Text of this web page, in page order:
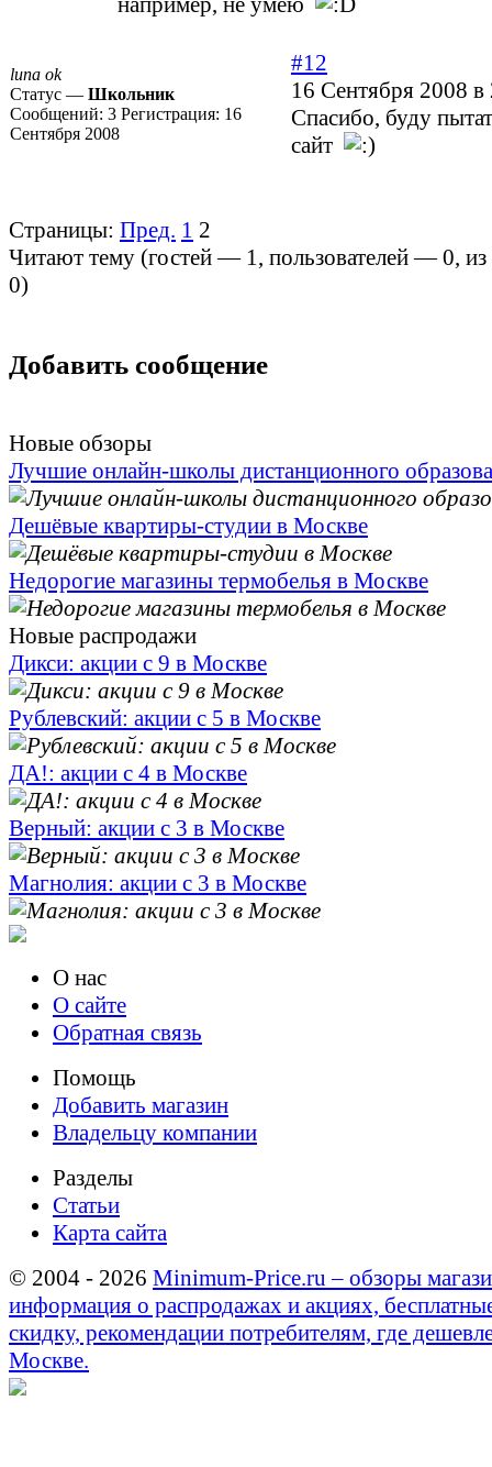
luna ok
Статус — Школьник
Сообщений: 3 Регистрация: 16
Сентября 2008
#12
16 Сентября 2008 в
Спасибо, буду
сайт
Страницы: Пред. 1 2
Читают тему (гостей — 1, пользователей —0,
0)
Добавить сообщение
Новые обзоры
Лучшие онлайн-школы дистанционного
Дешёвые квартиры-студии в Москве
Недорогие магазины термобелья в Москве
Новые распродажи
Дикси: акции с 9 в Москве
Рублевский: акции с 5 в Москве
ДА!: акции с 4 в Москве
Верный: акции с 3 в Москве
Магнолия: акции с 3 в Москве
О нас
О сайте
Обратная связь
Помощь
Добавить магазин
Владельцу компании
Разделы
Статьи
Карта сайта
© 2004 - 2026 Minimum-Price.ru – обзоры
информация о распродажах и акциях,
скидку, рекомендации потребителям, где
Москве.